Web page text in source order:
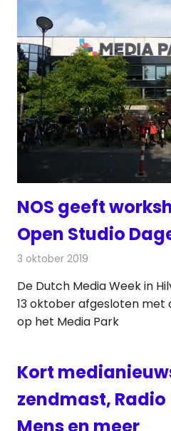
NOS geeft
Open Studio
3 oktober 2019
De Dutch Media Week in
13 oktober afgesloten met
op het Media Park
Kort
zendmast, Radio
Mens en meer